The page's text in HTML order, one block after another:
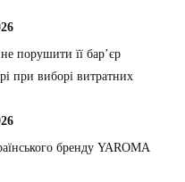
порушити її бар’єр
при виборі витратних
бренду YAROMA